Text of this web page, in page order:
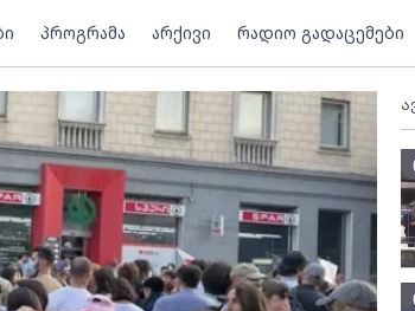
პროგრამა არქივი რადიო გადაცემები